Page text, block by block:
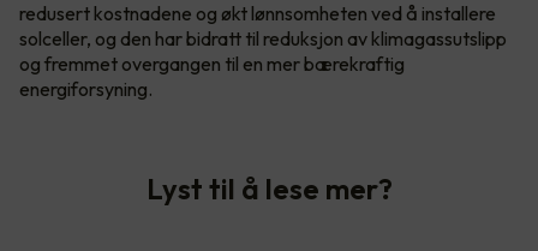
redusert kostnadene og økt lønnsomheten ved å installere
solceller, og den har bidratt til reduksjon av klimagassutslipp
og fremmet overgangen til en mer bærekraftig
energiforsyning.
Lyst til å lese mer?